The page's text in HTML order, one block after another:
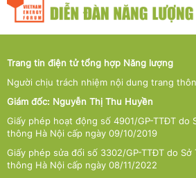
Trang tin điện tử tổng hợp Năng lượng
Người chịu trách nhiệm nội dung trang
Giám đốc: Nguyễn Thị Thu Huyền
Giấy phép hoạt động số 4901/GP-TTĐT do
thông Hà Nội cấp ngày 09/10/2019
Giấy phép sửa đổi số 3302/GP-TTĐT do Sở
thông Hà Nội cấp ngày 08/11/2022